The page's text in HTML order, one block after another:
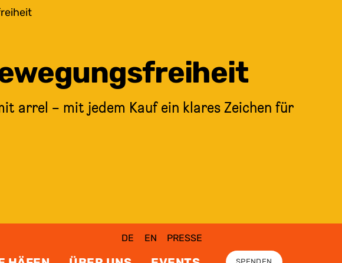
arrel – mit jedem Kauf ein klares Zeichen für
DE EN PRESSE